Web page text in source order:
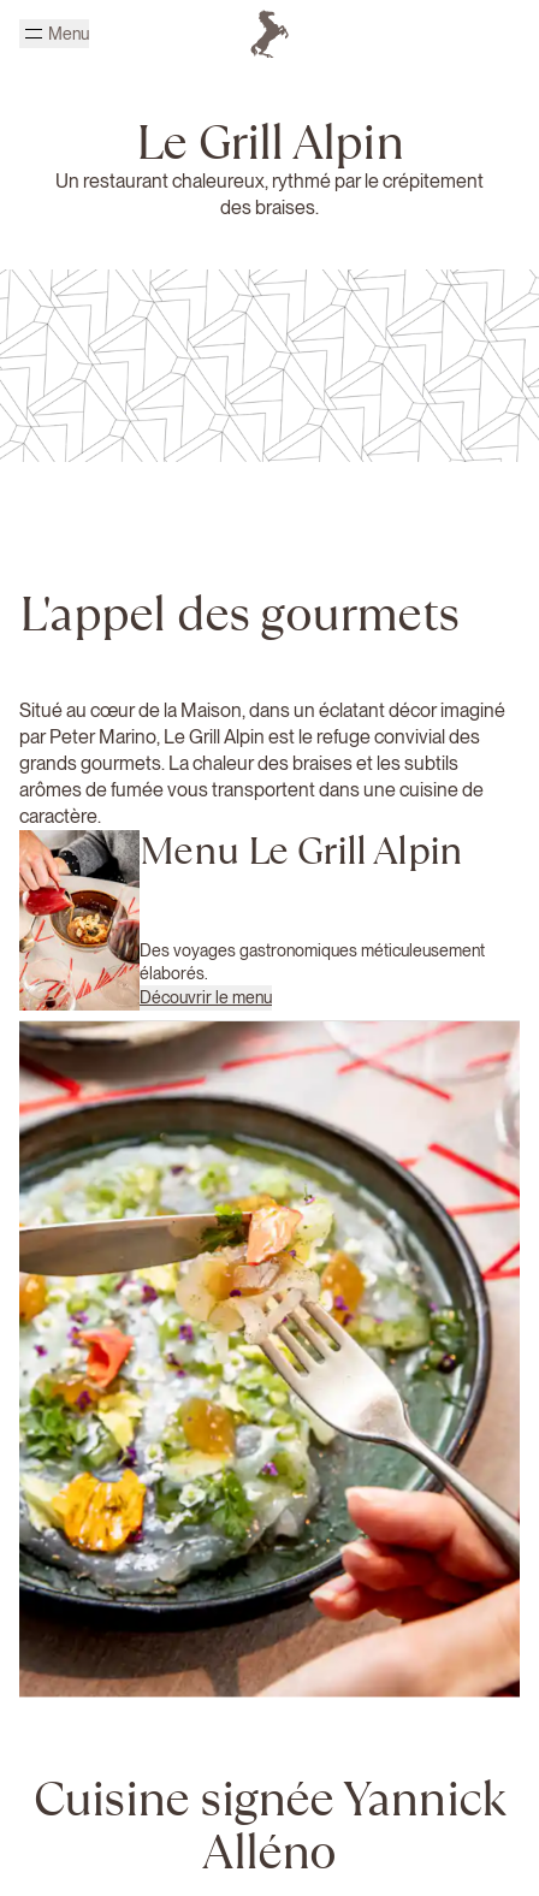
Menu
Le Grill Alpin
Un restaurant chaleureux, rythmé par le crépitement
des braises.
L'appel des gourmets
Situé au cœur de la Maison, dans un éclatant décor imaginé
par Peter Marino, Le Grill Alpin est le refuge convivial des
grands gourmets. La chaleur des braises et les subtils
arômes de fumée vous transportent dans une cuisine de
caractère.
Menu Le Grill Alpin
Des voyages gastronomiques méticuleusement
élaborés.
Découvrir le menu
Cuisine signée Yannick
Alléno